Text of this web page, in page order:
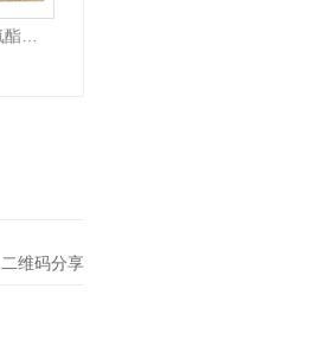
二维码分享